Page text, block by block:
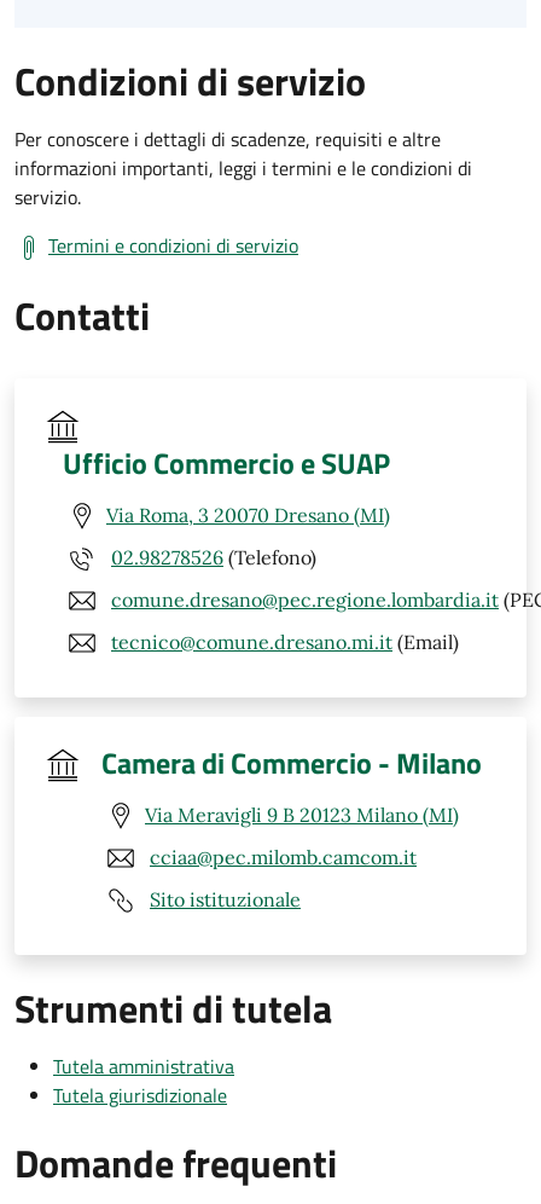
Condizioni di servizio
Per conoscere i dettagli di scadenze, requisiti e altre
informazioni importanti, leggi i termini e le condizioni di
servizio.
Termini e condizioni di servizio
Contatti
Ufficio Commercio e SUAP
Via Roma, 3 20070 Dresano (MI)
02.98278526 (Telefono)
comune.dresano@pec.regione.lombardia.it
tecnico@comune.dresano.mi.it (Email)
Camera di Commercio - Milano
Via Meravigli 9 B 20123 Milano (MI)
cciaa@pec.milomb.camcom.it
Sito istituzionale
Strumenti di tutela
Tutela amministrativa
Tutela giurisdizionale
Domande frequenti